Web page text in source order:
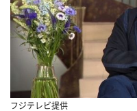
フジテレビ提供